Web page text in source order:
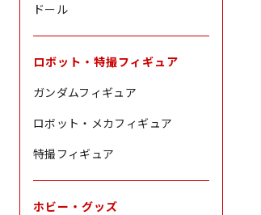
ドール
ロボット・特撮フィギュア
ガンダムフィギュア
ロボット・メカフィギュア
特撮フィギュア
ホビー・グッズ